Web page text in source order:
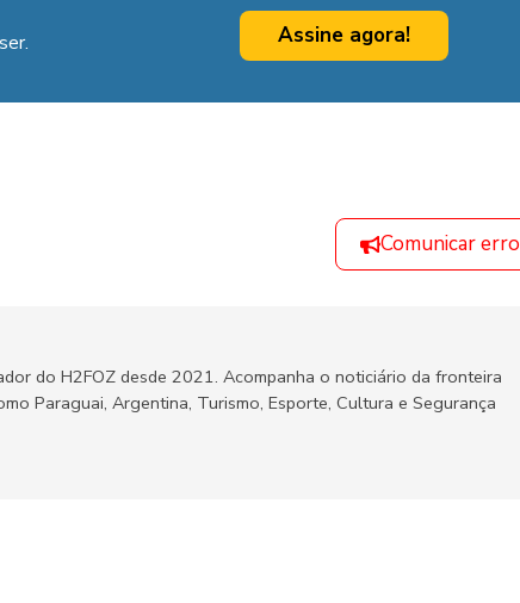
Assine agora!
Comunicar erro
do H2FOZ desde 2021. Acompanha o noticiário da fronteira
Paraguai, Argentina, Turismo, Esporte, Cultura e Segurança